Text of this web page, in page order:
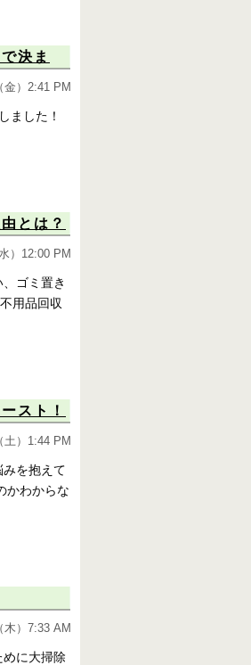
決ま
金）2:41 PM
ました！
とは？
）12:00 PM
ゴミ置き
用品回収
スト！
土）1:44 PM
を抱えて
かわからな
木）7:33 AM
に大掃除